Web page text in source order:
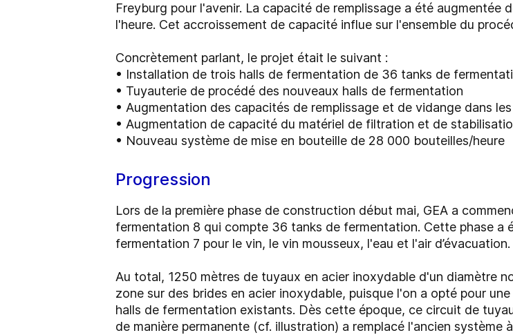
Freyburg pour l'avenir. La capacité de remplissage a été
l'heure. Cet accroissement de capacité influe sur l'ensemble du
Concrètement parlant, le projet était le suivant :
• Installation de trois halls de fermentation de 36 tanks de
• Tuyauterie de procédé des nouveaux halls de fermentation
• Augmentation des capacités de remplissage et de vidange dans
• Augmentation de capacité du matériel de filtration et de
• Nouveau système de mise en bouteille de 28 000 bouteilles/heure
Progression
Lors de la première phase de construction début mai, GEA a
fermentation 8 qui compte 36 tanks de fermentation. Cette phase a
fermentation 7 pour le vin, le vin mousseux, l'eau et l'air d’évacuation.
Au total, 1250 mètres de tuyaux en acier inoxydable d'un diamètre
zone sur des brides en acier inoxydable, puisque l'on a opté pour
halls de fermentation existants. Dès cette époque, ce circuit de
de manière permanente (cf. illustration) a remplacé l'ancien